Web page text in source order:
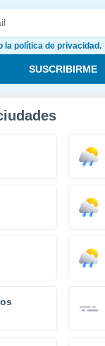
la política de privacidad.